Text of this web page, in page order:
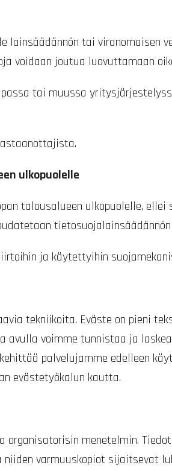
lainsäädännön tai
voidaan joutua luovuttamaan
tai muussa
ulkopuolelle
talousalueen ulkopuolelle,
ja käytettyihin
tekniikoita. Eväste on pieni
avulla voimme tunnistaa ja
palvelujamme edelleen
evästetyökalun kautta.
menetelmin.
varmuuskopiot